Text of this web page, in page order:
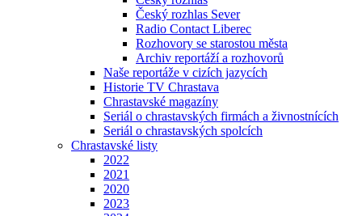
Český rozhlas Sever
Radio Contact Liberec
Rozhovory se starostou města
Archiv reportáží a rozhovorů
Naše reportáže v cizích jazycích
Historie TV Chrastava
Chrastavské magazíny
Seriál o chrastavských firmách a živnostnících
Seriál o chrastavských spolcích
Chrastavské listy
2022
2021
2020
2023